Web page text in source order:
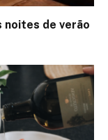
noites de verão